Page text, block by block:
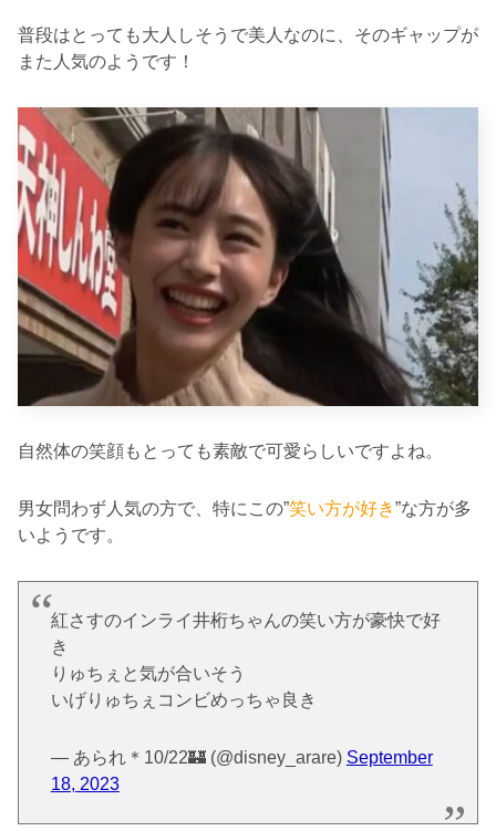
普段はとっても大人しそうで美人なのに、そのギャップが
また人気のようです！
自然体の笑顔もとっても素敵で可愛らしいですよね。
男女問わず人気の方で、特にこの”笑い方が好き”な方が多
いようです。
紅さすのインライ井桁ちゃんの笑い方が豪快で好
き
りゅちぇと気が合いそう
いげりゅちぇコンビめっちゃ良き
— あられ＊10/22🏰 (@disney_arare) September
18, 2023